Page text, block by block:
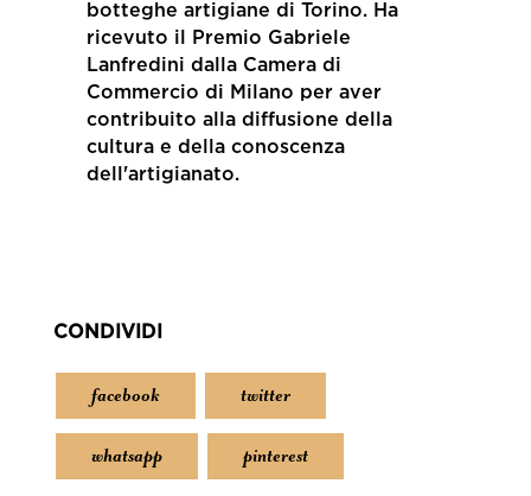
botteghe artigiane di Torino. Ha
ricevuto il Premio Gabriele
Lanfredini dalla Camera di
Commercio di Milano per aver
contribuito alla diffusione della
cultura e della conoscenza
dell'artigianato.
CONDIVIDI
facebook twitter
whatsapp pinterest